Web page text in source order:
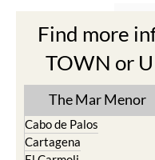
Find more
TOWN or
The Mar Menor
Cabo de Palos
Cartagena